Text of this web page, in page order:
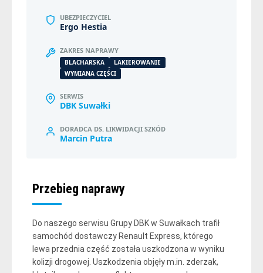
UBEZPIECZYCIEL
Ergo Hestia
ZAKRES NAPRAWY
BLACHARSKA
LAKIEROWANIE
WYMIANA CZĘŚCI
SERWIS
DBK Suwałki
DORADCA DS. LIKWIDACJI SZKÓD
Marcin Putra
Przebieg naprawy
Do naszego serwisu Grupy DBK w Suwałkach trafił
samochód dostawczy Renault Express, którego
lewa przednia część została uszkodzona w wyniku
kolizji drogowej. Uszkodzenia objęły m.in. zderzak,